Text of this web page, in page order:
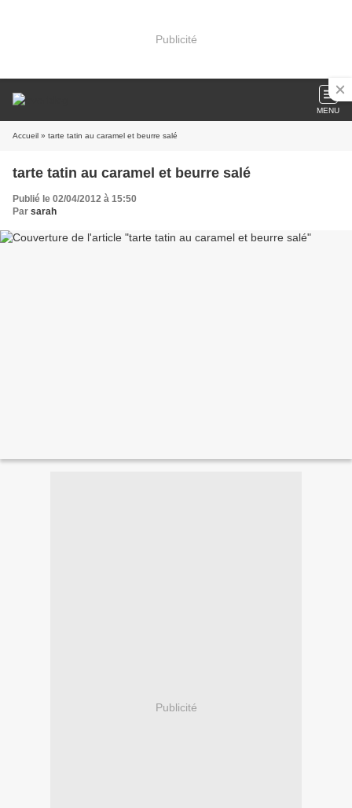
Publicité
MENU
Accueil » tarte tatin au caramel et beurre salé
tarte tatin au caramel et beurre salé
Publié le 02/04/2012 à 15:50
Par sarah
Publicité